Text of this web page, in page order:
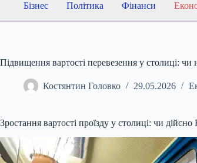
Бізнес Політика Фінанси
Підвищення вартості перевезення у столиці: чи
Костянтин Головко 29.05.2026
Зростання вартості проїзду у столиці: чи